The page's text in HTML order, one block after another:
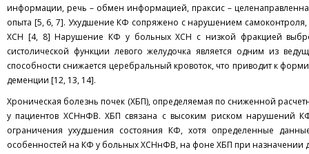
информации, речь – обмен информацией, праксис –
опыта [5, 6, 7]. Ухудшение КФ сопряжено с нарушением
ХСН [4, 8] Нарушение КФ у больных ХСН с низкой фракцией
систолической функции левого желудочка является одним из
способности снижается церебральный кровоток, что приводит к
деменции [12, 13, 14].
Хроническая болезнь почек (ХБП), определяемая по сниженной
у пациентов ХСНнФВ. ХБП связана с высоким риском нарушений
ограничения ухудшения состояния КФ, хотя определенные
особенностей на КФ у больных ХСНнФВ, на фоне ХБП при назначении